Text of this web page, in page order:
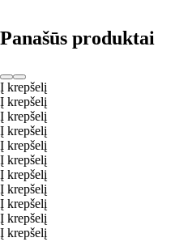
Panašūs produktai
Į krepšelį
Į krepšelį
Į krepšelį
Į krepšelį
Į krepšelį
Į krepšelį
Į krepšelį
Į krepšelį
Į krepšelį
Į krepšelį
Į krepšelį